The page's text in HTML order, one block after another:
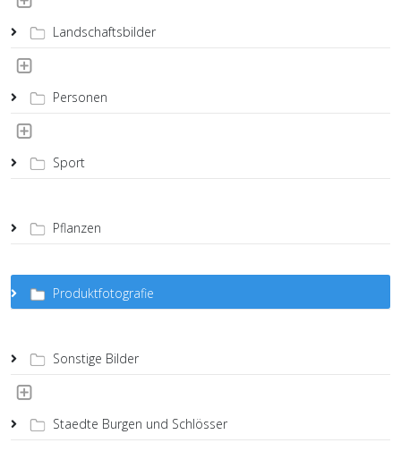
Landschaftsbilder
Personen
Sport
Pflanzen
Produktfotografie
Sonstige Bilder
Staedte Burgen und Schlösser